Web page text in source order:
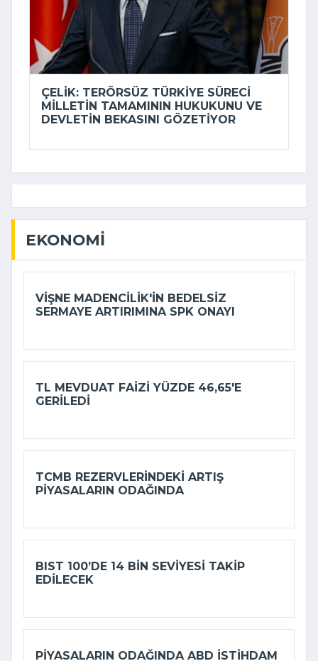
ÇELIK: TERÖRSÜZ TÜRKIYE SÜRECI
MILLETIN TAMAMININ HUKUKUNU VE
DEVLETIN BEKASINI GÖZETIYOR
EKONOMI
VIŞNE MADENCILIK'IN BEDELSIZ
SERMAYE ARTIRIMINA SPK ONAYI
TL MEVDUAT FAIZI YÜZDE 46,65'E
GERILEDI
TCMB REZERVLERINDEKI ARTIŞ
PIYASALARIN ODAĞINDA
BIST 100’DE 14 BIN SEVIYESI TAKIP
EDILECEK
PIYASALARIN ODAĞINDA ABD ISTIHDAM